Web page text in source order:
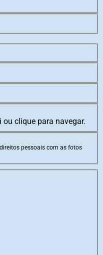
clique para navegar.
pessoais com as fotos